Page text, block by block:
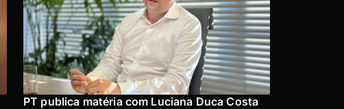
PT publica matéria com Luciana Duca Costa